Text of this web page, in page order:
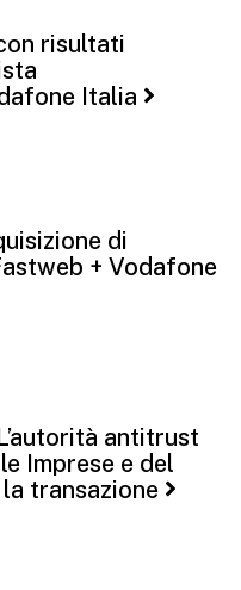
risultati
Italia
di
+ Vodafone
antitrust
Imprese e del
transazione